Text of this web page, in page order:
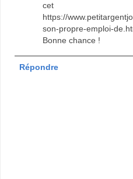
cet
https://
son-propre-emploi-
Bonne chance !
Répondre